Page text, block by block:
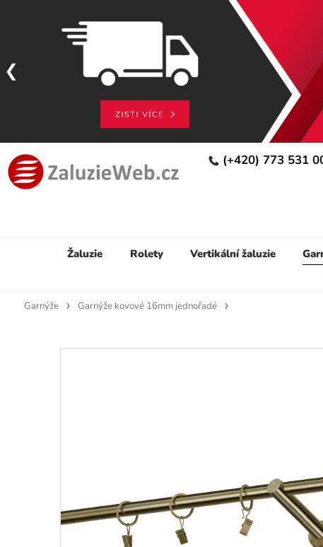
(+420) 773 531
Žaluzie Rolety Vertikální žaluzie
Garnýže Garnýže kovové 16mm jednořadé